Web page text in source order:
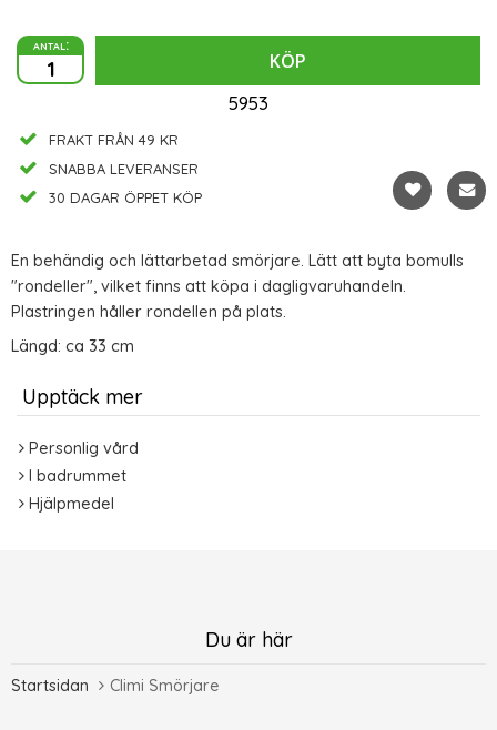
antal:
KÖP
5953
FRAKT FRÅN 49 KR
SNABBA LEVERANSER
30 DAGAR ÖPPET KÖP
En behändig och lättarbetad smörjare. Lätt att byta bomulls
"rondeller", vilket finns att köpa i dagligvaruhandeln.
Plastringen håller rondellen på plats.
Längd: ca 33 cm
Upptäck mer
Personlig vård
I badrummet
Hjälpmedel
Du är här
Startsidan Climi Smörjare